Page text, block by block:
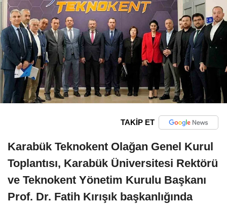
TAKİP ET
Karabük Teknokent Olağan Genel Kurul
Toplantısı, Karabük Üniversitesi Rektörü
ve Teknokent Yönetim Kurulu Başkanı
Prof. Dr. Fatih Kırışık başkanlığında